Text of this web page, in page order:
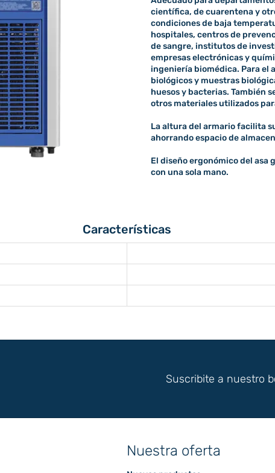
científica, de cuarentena y
condiciones de baja
hospitales, centros de
de sangre, institutos de
empresas electrónicas y
ingeniería biomédica. Para el
biológicos y muestras
huesos y bacterias. También
otros materiales utilizados
La altura del armario facilita
ahorrando espacio de
El diseño ergonómico del
con una sola mano.
Características
Suscribite a nuestro
Nuestra oferta